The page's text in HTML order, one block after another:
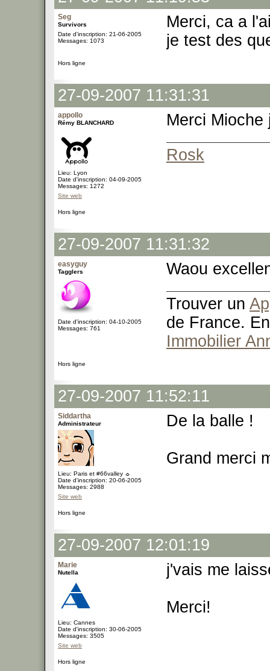
Seg
Survivors
Date d'inscription: 21-06-2005
Messages: 1073
Merci, ca a
je test des
Hors ligne
27-09-2007 11:31:31
appollo
Rémy BLANCHARD
Lieu: Lyon
Date d'inscription: 04-09-2005
Messages: 1272
Site web
Merci
Rosk
Hors ligne
27-09-2007 11:31:32
easyguy
Tagglers
Date d'inscription: 04-10-2005
Messages: 761
Waou
Trouver un
de France.
Immobilier
Hors ligne
27-09-2007 11:52:11
Siddartha
Administrateur
Lieu: Paris et #66valley ☼
Date d'inscription: 20-06-2005
Messages: 2988
Site web
De la balle !
Grand merci
Hors ligne
27-09-2007 12:01:19
Marie
Nutella
Lieu: Cannes
Date d'inscription: 30-06-2005
Messages: 3505
Site web
j'vais me
Merci!
Hors ligne